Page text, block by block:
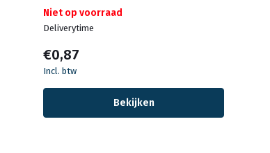
Niet op voorraad
Deliverytime
€0,87
Incl. btw
Bekijken